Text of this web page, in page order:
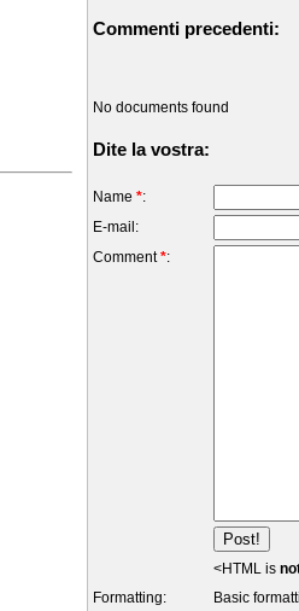
Commenti precedenti:
No documents found
Dite la vostra:
Name *:
E-mail:
Comment*:
<HTML is
Formatting:
Basic